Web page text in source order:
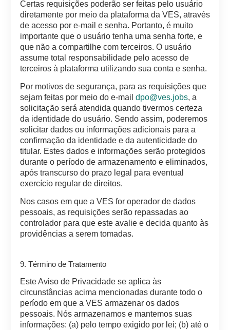
Certas requisições poderão ser feitas pelo usuário
diretamente por meio da plataforma da VES, através
de acesso por e-mail e senha. Portanto, é muito
importante que o usuário tenha uma senha forte, e
que não a compartilhe com terceiros. O usuário
assume total responsabilidade pelo acesso de
terceiros à plataforma utilizando sua conta e senha.
Por motivos de segurança, para as requisições que
sejam feitas por meio do e-mail dpo@ves.jobs, a
solicitação será atendida quando tivermos certeza
da identidade do usuário. Sendo assim, poderemos
solicitar dados ou informações adicionais para a
confirmação da identidade e da autenticidade do
titular. Estes dados e informações serão protegidos
durante o período de armazenamento e eliminados,
após transcurso do prazo legal para eventual
exercício regular de direitos.
Nos casos em que a VES for operador de dados
pessoais, as requisições serão repassadas ao
controlador para que este avalie e decida quanto às
providências a serem tomadas.
9. Término de Tratamento
Este Aviso de Privacidade se aplica às
circunstâncias acima mencionadas durante todo o
período em que a VES armazenar os dados
pessoais. Nós armazenamos e mantemos suas
informações: (a) pelo tempo exigido por lei; (b) até o